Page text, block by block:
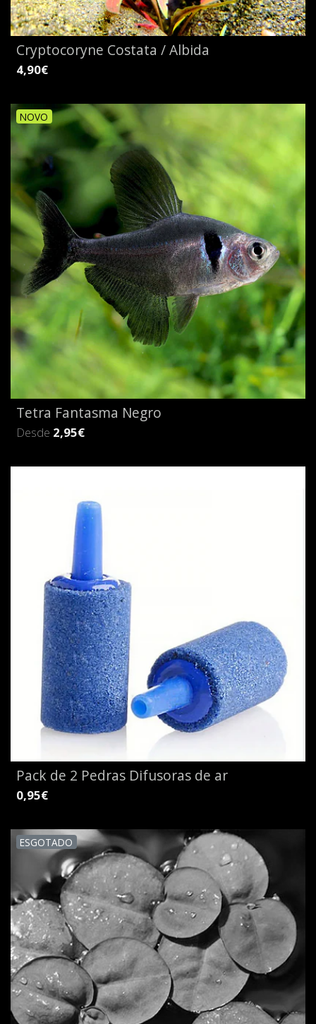
Cryptocoryne Costata / Albida
4,90€
NOVO
Tetra Fantasma Negro
Desde 2,95€
Pack de 2 Pedras Difusoras de ar
0,95€
ESGOTADO